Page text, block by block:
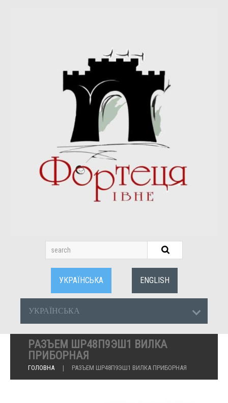
УКРАЇНСЬКА ENGLISH
УКРАЇНСЬКА
РАЗЪЕМ ШР48П9ЭШ1 ВИЛКА
ПРИБОРНАЯ
ГОЛОВНА РАЗЪЕМ ШР48П9ЭШ1 ВИЛКА ПРИБОРНАЯ